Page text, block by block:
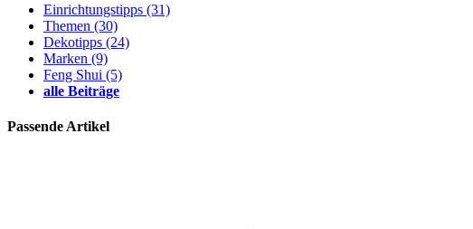
Einrichtungstipps (31)
Themen (30)
Dekotipps (24)
Marken (9)
Feng Shui (5)
alle Beiträge
Passende Artikel